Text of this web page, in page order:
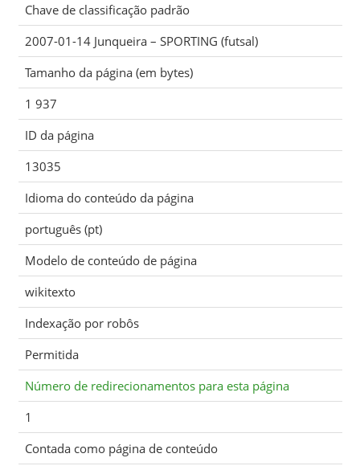
Chave de classificação padrão
2007-01-14 Junqueira – SPORTING (futsal)
Tamanho da página (em bytes)
1 937
ID da página
13035
Idioma do conteúdo da página
português (pt)
Modelo de conteúdo de página
wikitexto
Indexação por robôs
Permitida
Número de redirecionamentos para esta página
1
Contada como página de conteúdo